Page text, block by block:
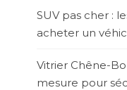
SUV pas cher :
acheter un
Vitrier Chêne-
mesure pour